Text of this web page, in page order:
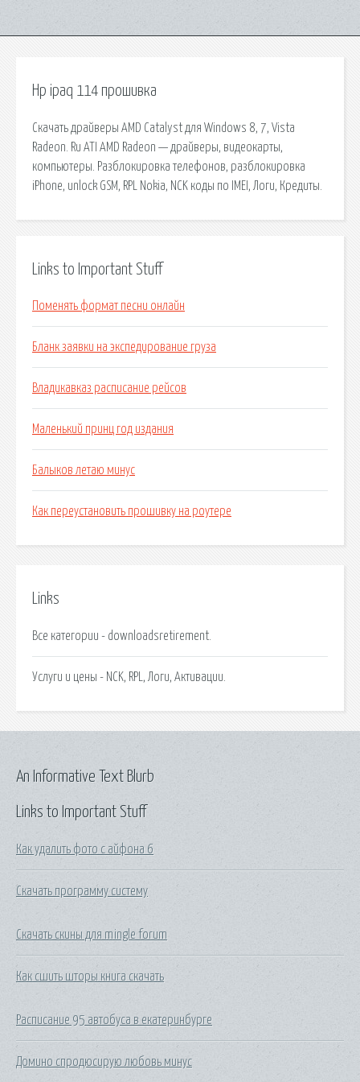
Hp ipaq 114 прошивка
Скачать драйверы AMD Catalyst для Windows 8, 7, Vista
Radeon. Ru ATI AMD Radeon — драйверы, видеокарты,
компьютеры. Разблокировка телефонов, разблокировка
iPhone, unlock GSM, RPL Nokia, NCK коды по IMEI, Логи, Кредиты.
Links to Important Stuff
Поменять формат песни онлайн
Бланк заявки на экспедирование груза
Владикавказ расписание рейсов
Маленький принц год издания
Балыков летаю минус
Как переустановить прошивку на роутере
Links
Все категории - downloadsretirement.
Услуги и цены - NCK, RPL, Логи, Активации.
Links to Important Stuff
Как удалить фото с айфона 6
Скачать программу систему
Скачать скины для mingle forum
Как сшить шторы книга скачать
Расписание 95 автобуса в екатеринбурге
Домино спродюсирую любовь минус
An Informative Text Blurb